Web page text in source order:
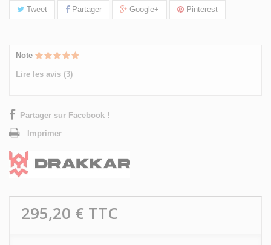
Tweet Partager Google+ Pinterest
Note
Lire les avis (3)
Partager sur Facebook !
Imprimer
295,20 € TTC